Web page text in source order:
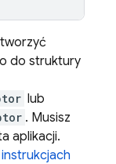
do struktury
lub
. Musisz
aplikacji.
instrukcjach